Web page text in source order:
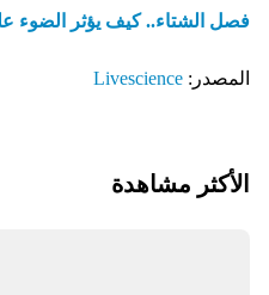
فصل الشتاء.. كيف يؤثر الضوء
المصدر: Livescience
الأكثر مشاهدة